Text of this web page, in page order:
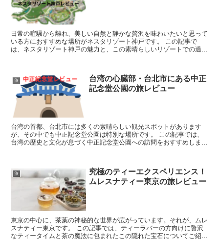
日常の喧騒から離れ、美しい自然と静かな贅沢を味わいたいと思って
いる方におすすめな場所がネスタリゾート神戸です。 この記事で
は、ネスタリゾート神戸の魅力と、この素晴らしいリゾートでの過ご
旅
台湾の心臓部・台北市にある中正
記念堂公園の旅レビュー
台湾の首都、台北市には多くの素晴らしい観光スポットがあります
が、その中でも中正記念堂公園は特別な場所です。 この記事では、
台湾の歴史と文化が息づく中正記念堂公園への訪問をおすすめしま
旅
究極のティーエクスペリエンス！
ムレスナティー東京の旅レビュー
東京の中心に、茶葉の神秘的な世界が広がっています。それが、ムレ
スナティー東京です。 この記事では、ティーラバーの方向けに贅沢
なティータイムと茶の魔法に包まれたこの隠れた宝石についてご紹介